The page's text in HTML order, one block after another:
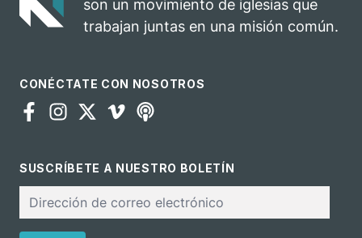
ministerio
son un movimiento de iglesias que
trabajan juntas en una misión común.
CONÉCTATE CON NOSOTROS
SUSCRÍBETE A NUESTRO BOLETÍN
electrónico